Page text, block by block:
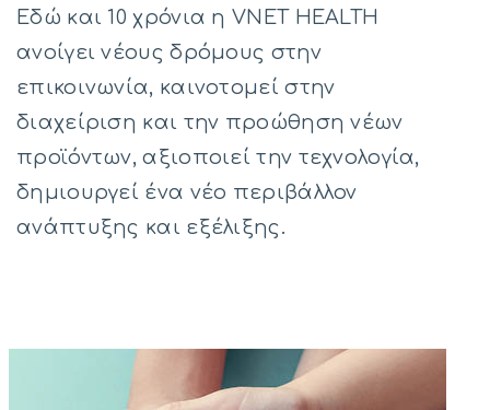
Εδώ και 10 χρόνια η VΝΕΤ HEALTH
ανοίγει νέους δρόμους στην
επικοινωνία, καινοτομεί στην
διαχείριση και την προώθηση νέων
προϊόντων, αξιοποιεί την τεχνολογία,
δημιουργεί ένα νέο περιβάλλον
ανάπτυξης και εξέλιξης.